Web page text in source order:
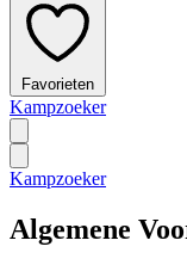
Favorieten
Kampzoeker
Kampzoeker
Algemene